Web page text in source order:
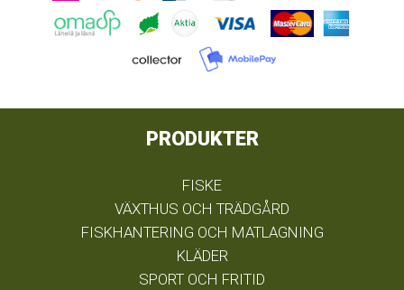
PRODUKTER
FISKE
VÄXTHUS OCH TRÄDGÅRD
FISKHANTERING OCH MATLAGNING
KLÄDER
SPORT OCH FRITID